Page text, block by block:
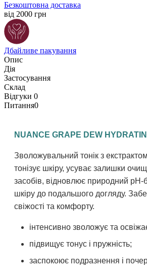
Безкоштовна доставка
від 2000 грн
Дбайливе пакування
Опис
Дія
Застосування
Склад
Відгуки 0
Питання0
NUANCE GRAPE DEW
Зволожувальний тонік з
тонізує шкіру, усуває залишки
засобів, відновлює природний pH-
шкіру до подальшого догляду.
свіжості та комфорту.
інтенсивно зволожує та
підвищує тонус і пружність;
заспокоює подразнення і